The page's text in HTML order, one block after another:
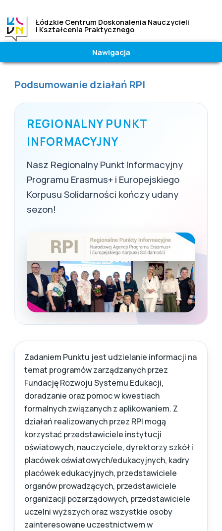
Łódzkie Centrum Doskonalenia Nauczycieli
i Kształcenia Praktycznego
Wielkość
A A A
Kontrast
Nawigacja
Jesteś tutaj
Podsumowanie działań RPI
REGIONALNY PUNKT
INFORMACYJNY
Nasz Regionalny Punkt Informacyjny
Programu Erasmus+ i Europejskiego
Korpusu Solidarności kończy udany
sezon!
Zadaniem Punktu jest udzielanie informacji na
temat programów zarządzanych przez
Fundację Rozwoju Systemu Edukacji,
doradzanie oraz pomoc w kwestiach
formalnych związanych z aplikowaniem. Z
działań realizowanych przez RPI mogą
korzystać przedstawiciele instytucji
oświatowych, nauczyciele, dyrektorzy szkół i
placówek oświatowych/edukacyjnych, kadry
placówek edukacyjnych, przedstawiciele
organów prowadzących, przedstawiciele
organizacji pozarządowych, przedstawiciele
uczelni wyższych oraz wszystkie osoby
zainteresowane uczestnictwem w